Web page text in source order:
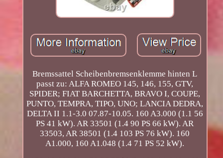
Bremssattel Scheibenbremsenklemme hinten L
passt zu: ALFA ROMEO 145, 146, 155, GTV,
SPIDER; FIAT BARCHETTA, BRAVO I, COUPE,
PUNTO, TEMPRA, TIPO, UNO; LANCIA DEDRA,
DELTA II 1.1-3.0 07.87-10.05. 160 A3.000 (1.1 56
PS 41 kW). AR 33501 (1.4 90 PS 66 kW). AR
33503, AR 38501 (1.4 103 PS 76 kW). 160
A1.000, 160 A1.048 (1.4 71 PS 52 kW).